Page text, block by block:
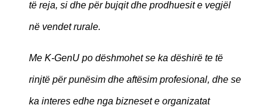
të reja, si dhe për bujqit dhe prodhuesit e vegjël
në vendet rurale.
Me K-GenU po dëshmohet se ka dëshirë te të
rinjtë për punësim dhe aftësim profesional, dhe se
ka interes edhe nga bizneset e organizatat